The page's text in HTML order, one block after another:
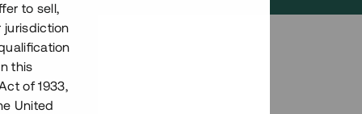
to sell,
jurisdiction
this
of 1933,
United